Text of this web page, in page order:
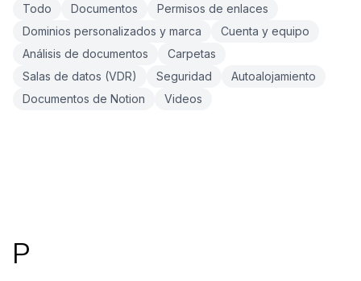
Todo Documentos
Permisos de enlaces
Dominios personalizados y marca
Cuenta y equipo
Análisis de documentos
Carpetas
Salas de datos (VDR)
Seguridad
Autoalojamiento
Documentos de Notion
Videos
P